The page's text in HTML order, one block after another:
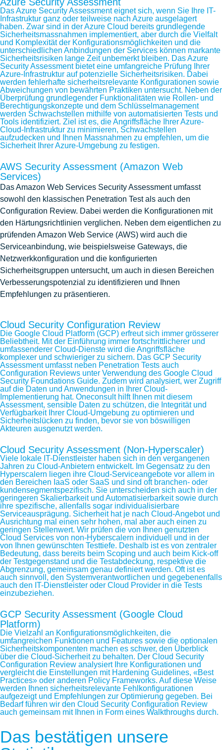
Das Azure Security Assessment eignet sich, wenn Sie Ihre IT-
Infrastruktur ganz oder teilweise nach Azure ausgelagert
haben. Zwar sind in der Azure Cloud bereits grundlegende
Sicherheitsmassnahmen implementiert, aber durch die Vielfalt
und Komplexität der Konfigurationsmöglichkeiten und die
unterschiedlichen Anbindungen der Services können markante
Sicherheitsrisiken lange Zeit unbemerkt bleiben. Das Azure
Security Assessment bietet eine umfangreiche Prüfung Ihrer
Azure-Infrastruktur auf potenzielle Sicherheitsrisiken. Dabei
werden fehlerhafte sicherheitsrelevante Konfigurationen sowie
Abweichungen von bewährten Praktiken untersucht. Neben der
Überprüfung grundlegender Funktionalitäten wie Rollen- und
Berechtigungskonzepte und dem Schlüsselmanagement
werden Schwachstellen mithilfe von automatisierten Tests und
Tools identifiziert. Ziel ist es, die Angriffsfläche Ihrer Azure-
Cloud-Infrastruktur zu minimieren, Schwachstellen
aufzudecken und Ihnen Massnahmen zu empfehlen, um die
Sicherheit Ihrer Azure-Umgebung zu festigen.
AWS Security Assessment (Amazon Web
Services)
Das Amazon Web Services Security Assessment umfasst
sowohl den klassischen Penetration Test als auch den
Configuration Review. Dabei werden die Konfigurationen mit
den Härtungsrichtlinien verglichen. Neben dem eigentlichen zu
prüfenden Amazon Web Service (AWS) wird auch die
Serviceanbindung, wie beispielsweise Gateways, die
Netzwerkkonfiguration und die konfigurierten
Sicherheitsgruppen untersucht, um auch in diesen Bereichen
Verbesserungspotenzial zu identifizieren und Ihnen
Empfehlungen zu präsentieren.
Cloud Security Configuration Review
Die Google Cloud Platform (GCP) erfreut sich immer grösserer
Beliebtheit. Mit der Einführung immer fortschrittlicherer und
umfassenderer Cloud-Dienste wird die Angriffsfläche
komplexer und schwieriger zu sichern. Das GCP Security
Assessment umfasst neben Penetration Tests auch
Configuration Reviews unter Verwendung des Google Cloud
Security Foundations Guide. Zudem wird analysiert, wer Zugriff
auf die Daten und Anwendungen in Ihrer Cloud-
Implementierung hat. Oneconsult hilft Ihnen mit diesem
Assessment, sensible Daten zu schützen, die Integrität und
Verfügbarkeit Ihrer Cloud-Umgebung zu optimieren und
Sicherheitslücken zu finden, bevor sie von böswilligen
Akteuren ausgenutzt werden.
Cloud Security Assessment (Non-Hyperscaler)
Viele lokale IT-Dienstleister haben sich in den vergangenen
Jahren zu Cloud-Anbietern entwickelt. Im Gegensatz zu den
Hyperscalern liegen ihre Cloud-Serviceangebote vor allem in
den Bereichen IaaS oder SaaS und sind oft branchen- oder
kundensegmentspezifisch. Sie unterscheiden sich auch in der
geringeren Skalierbarkeit und Automatisierbarkeit sowie durch
ihre spezifische, allenfalls sogar individualisierbare
Serviceausprägung. Sicherheit hat je nach Cloud-Angebot und
Ausrichtung mal einen sehr hohen, mal aber auch einen zu
geringen Stellenwert. Wir prüfen die von Ihnen genutzten
Cloud Services von non-Hyberscalern individuell und in der
von Ihnen gewünschten Testtiefe. Deshalb ist es von zentraler
Bedeutung, dass bereits beim Scoping und auch beim Kick-off
der Testgegenstand und die Testabdeckung, respektive die
Abgrenzung, gemeinsam genau definiert werden. Oft ist es
auch sinnvoll, den Systemverantwortlichen und gegebenenfalls
auch den IT-Dienstleister oder Cloud Provider in die Tests
einzubeziehen.
GCP Security Assessment (Google Cloud
Platform)
Die Vielzahl an Konfigurationsmöglichkeiten, die
umfangreichen Funktionen und Features sowie die optionalen
Sicherheitskomponenten machen es schwer, den Überblick
über die Cloud-Sicherheit zu behalten. Der Cloud Security
Configuration Review analysiert Ihre Konfigurationen und
vergleicht die Einstellungen mit Hardening Guidelines, «Best
Practices» oder anderen Policy Frameworks. Auf diese Weise
werden Ihnen sicherheitsrelevante Fehlkonfigurationen
aufgezeigt und Empfehlungen zur Optimierung gegeben. Bei
Bedarf führen wir den Cloud Security Configuration Review
auch gemeinsam mit Ihnen in Form eines Walkthroughs durch.
Das bestätigen unsere